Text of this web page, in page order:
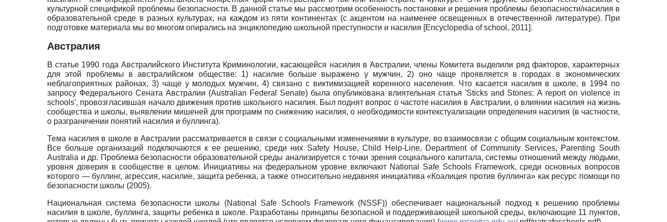
культурной спецификой проблемы безопасности. В данной статье мы рассмотрим особенность постановки и решения проблемы безопасности/насилия в
образовательной среде в разных культурах, на каждом из пяти континентах (с акцентом на наименее освещенных в отечественной литературе). При
подготовке материала мы во многом опирались на энциклопедию школьной преступности и насилия [Encyclopedia of school, 2011].
Австралия
В статье 1990 года Австралийского Института Криминологии, касающейся насилия в Австралии, члены Комитета выделили ряд факторов, характерных
для этой проблемы в австралийском обществе: 1) насилие больше выражено у мужчин, 2) оно чаще проявляется в городах в экономических
неблагоприятных районах, 3) чаще у молодых мужчин, 4) связано с виктимизацией коренного населения. Что касается насилия в школе, в 1994 по
запросу Федерального Сената Австралии (Australian Federal Senate) была опубликована влиятельная статья 'Sticks and Stones: A report on violence in
schools', провозгласившая начало движения против школьного насилия. Был поднят вопрос о частоте насилия в Австралии, о влиянии насилия на жизнь
сообщества и школы, выявлении мишеней для программ по снижению насилия, о необходимости контекстуализации определения насилия (в частности,
о разграничении понятий насилия и буллинга).
Тема насилия в школе в Австралии рассматривается в связи с социальными изменениями в культуре, во взаимосвязи с общим социальным контекстом.
Все больше организаций подключаются к ее решению, среди них Safety House, Child Help-Line, Department of Community Services, Parenting South
Australia и др. Проблема безопасности образовательной среды анализируется с точки зрения социального капитала, системы отношений между людьми,
уровня доверия в сообществе в целом. Инициативы на федеральном уровне включают National Safe Schools Framework, среди основных вопросов
которого — буллинг, агрессия, насилие, защита ребенка, а также относительно недавняя инициатива «Коалиция против буллинга» как ресурс помощи по
безопасности школы (2005).
Национальная система безопасности школы (National Safe Schools Framework (NSSF)) обеспечивает национальный подход к решению проблемы
насилия в школе, буллинга, защиты ребенка в школе. Разработаны принципы безопасной и поддерживающей школьной среды, включающие 11 пунктов,